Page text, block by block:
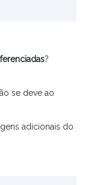
?
se deve ao
adicionais do